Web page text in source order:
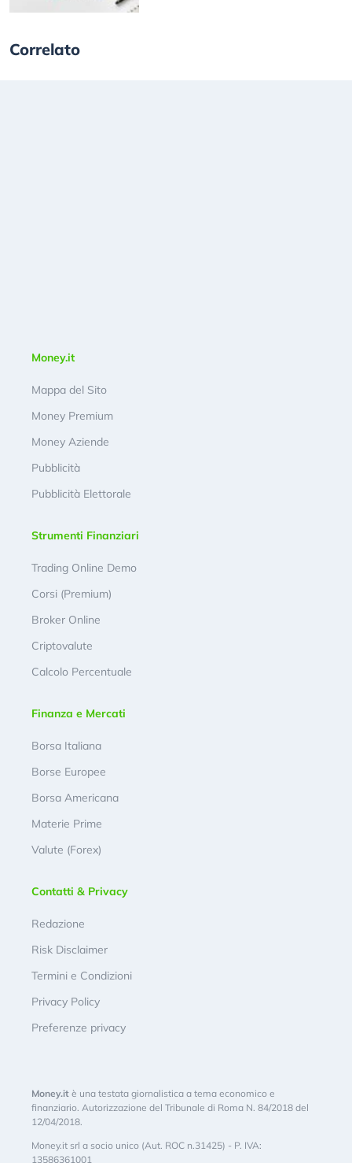
Correlato
Money.it
Mappa del Sito
Money Premium
Money Aziende
Pubblicità
Pubblicità Elettorale
Strumenti Finanziari
Trading Online Demo
Corsi (Premium)
Broker Online
Criptovalute
Calcolo Percentuale
Finanza e Mercati
Borsa Italiana
Borse Europee
Borsa Americana
Materie Prime
Valute (Forex)
Contatti & Privacy
Redazione
Risk Disclaimer
Termini e Condizioni
Privacy Policy
Preferenze privacy
Money.it è una testata giornalistica a tema economico e
finanziario. Autorizzazione del Tribunale di Roma N. 84/2018 del
12/04/2018.
Money.it srl a socio unico (Aut. ROC n.31425) - P. IVA:
13586361001